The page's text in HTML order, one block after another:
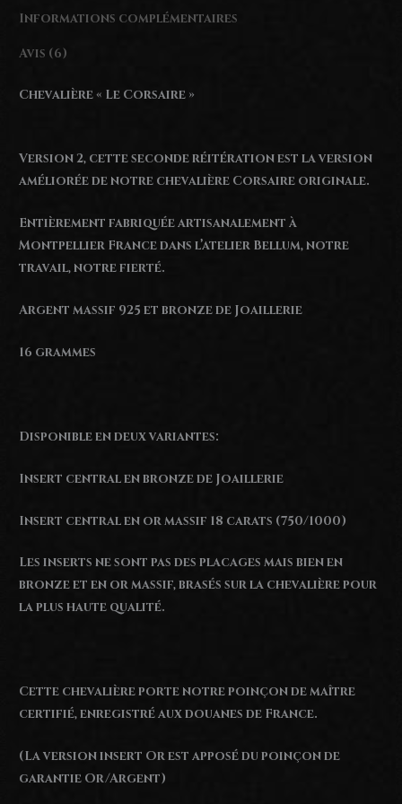
Informations complémentaires
Avis (6)
Chevalière « Le Corsaire »
Version 2, cette seconde réitération est la version
améliorée de notre chevalière Corsaire originale.
Entièrement fabriquée artisanalement à
Montpellier France dans l’atelier Bellum, notre
travail, notre fierté.
Argent massif 925 et bronze de Joaillerie
16 grammes
Disponible en deux variantes:
Insert central en bronze de Joaillerie
Insert central en or massif 18 carats (750/1000)
Les inserts ne sont pas des placages mais bien en
bronze et en or massif, brasés sur la chevalière pour
la plus haute qualité.
Cette chevalière porte notre poinçon de maître
certifié, enregistré aux douanes de France.
(La version insert Or est apposé du poinçon de
garantie Or/Argent)